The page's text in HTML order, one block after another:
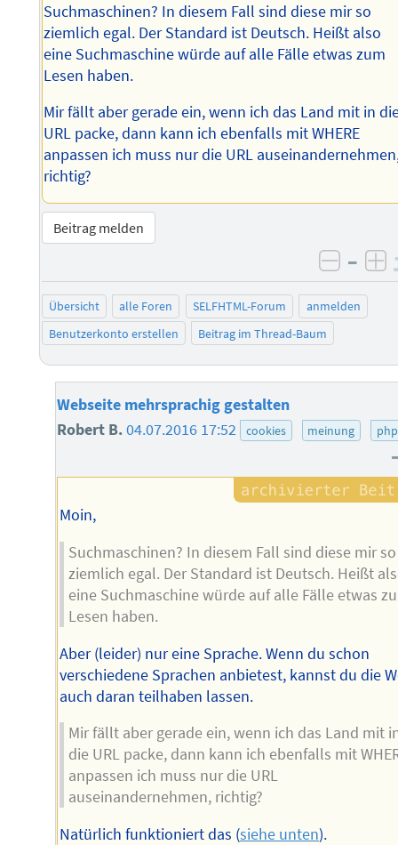
Suchmaschinen? In diesem Fall sind diese mir so
ziemlich egal. Der Standard ist Deutsch. Heißt also
eine Suchmaschine würde auf alle Fälle etwas zum
Lesen haben.
Mir fällt aber gerade ein, wenn ich das Land mit in
URL packe, dann kann ich ebenfalls mit WHERE
anpassen ich muss nur die URL
richtig?
Beitrag melden
–
Übersicht alle Foren SELFHTML-Forum
anmelden
Benutzerkonto erstellen
Beitrag im Thread-Baum
Webseite mehrsprachig gestalten
Robert B.04.07.2016 17:52 cookies meinung php
Moin,
Suchmaschinen? In diesem Fall sind diese mir so
ziemlich egal. Der Standard ist Deutsch. Heißt
eine Suchmaschine würde auf alle Fälle etwas
Lesen haben.
Aber (leider) nur eine Sprache. Wenn du schon
verschiedene Sprachen anbietest, kannst du die
auch daran teilhaben lassen.
Mir fällt aber gerade ein, wenn ich das Land mit
die URL packe, dann kann ich ebenfalls mit
anpassen ich muss nur die URL
auseinandernehmen, richtig?
Natürlich funktioniert das (siehe unten).